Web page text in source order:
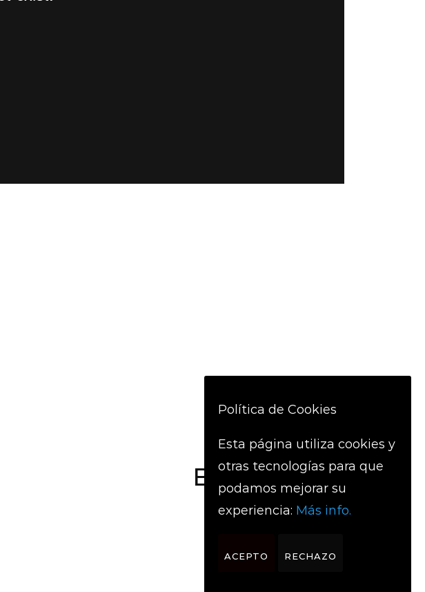
Siguiente
BIBA 2022
Política de Cookies
Esta página utiliza cookies y
otras tecnologías para que
podamos mejorar su
experiencia: Más info.
ACEPTO RECHAZO